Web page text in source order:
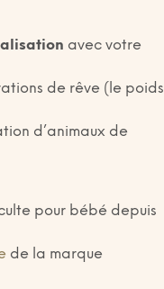
avec votre
de rêve (le poids
d’animaux de
pour bébé depuis
de la marque